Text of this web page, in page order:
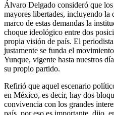
Álvaro Delgado consideró que
mayores libertades, incluyendo la
marco de estas demandas la
choque ideológico entre dos
propia visión de país. El
justamente se funda el
Yunque, vigente hasta nuestros
su propio partido.
Refirió que aquel escenario
en México, es decir, hay dos
convivencia con los grandes